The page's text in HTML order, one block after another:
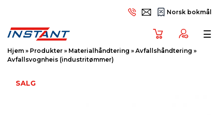
Norsk bokmål
☰
Hjem » Produkter » Materialhåndtering » Avfallshåndtering »
Avfallsvognheis (industritømmer)
SALG